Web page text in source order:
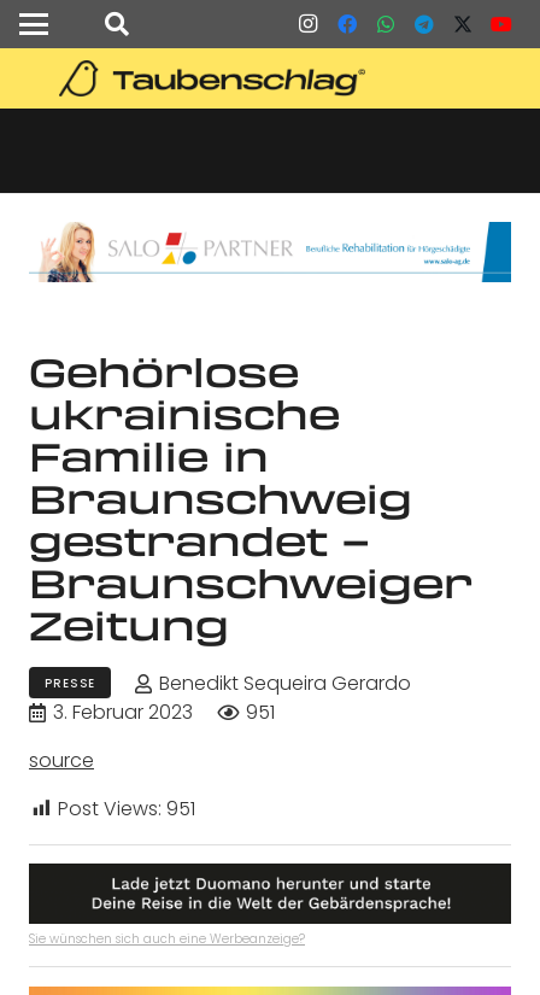
Gehörlose
ukrainische
Familie in
Braunschweig
gestrandet –
Braunschweiger
Zeitung
PRESSE
Benedikt Sequeira Gerardo
3. Februar 2023
951
source
Post Views: 951
Sie wünschen sich auch eine Werbeanzeige?